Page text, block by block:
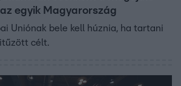
egyik Magyarország
Uniónak bele kell húznia, ha tartani
célt.